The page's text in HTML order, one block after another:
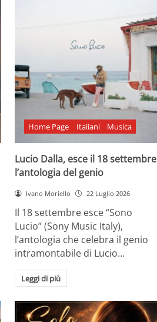
Home Page Italiani Musica
Lucio Dalla, esce il 18 settembre
l’antologia del genio
Ivano Moriello 22 Luglio 2026
Il 18 settembre esce “Sono
Lucio” (Sony Music Italy),
l’antologia che celebra il genio
intramontabile di Lucio…
Leggi di più